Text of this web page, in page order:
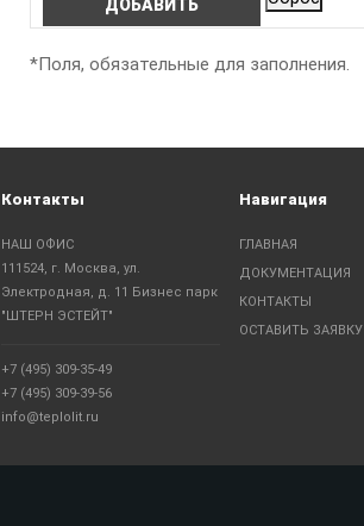
*Поля, обязательные для заполнения.
Контакты
НАШ ОФИС
111524, г. Москва, ул.
Электродная, д. 11 Бизнес парк
"ШТЕРН ЭСТЕЙТ"
+7 (495) 309-35-49
+7 (495) 309-39-56
info@teplolit.ru
Навигация
ГЛАВНАЯ
ДОКУМЕНТАЦИЯ
КОНТАКТЫ
ОСТАВИТЬ ЗАЯВКУ